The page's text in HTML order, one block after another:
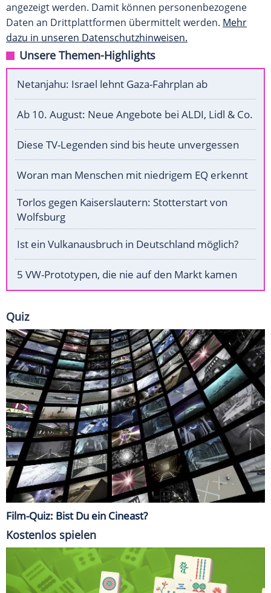
angezeigt werden. Damit können personenbezogene
Daten an Drittplattformen übermittelt werden. Mehr
dazu in unseren Datenschutzhinweisen.
Unsere Themen-Highlights
Netanjahu: Israel lehnt Gaza-Fahrplan ab
Ab 10. August: Neue Angebote bei ALDI, Lidl & Co.
Diese TV-Legenden sind bis heute unvergessen
Woran man Menschen mit niedrigem EQ erkennt
Torlos gegen Kaiserslautern: Stotterstart von
Wolfsburg
Ist ein Vulkanausbruch in Deutschland möglich?
5 VW-Prototypen, die nie auf den Markt kamen
Quiz
Film-Quiz: Bist Du ein Cineast?
Kostenlos spielen